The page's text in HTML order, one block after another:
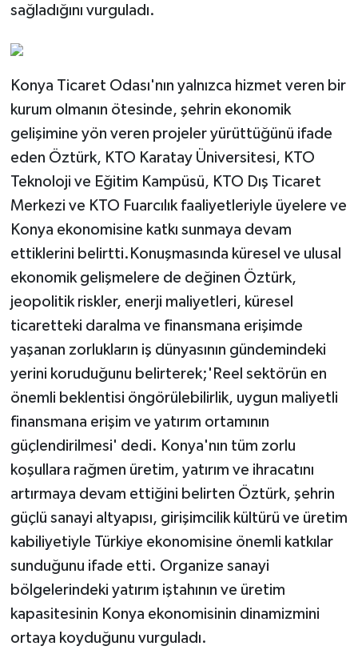
sağladığını vurguladı.
Konya Ticaret Odası'nın yalnızca hizmet veren bir
kurum olmanın ötesinde, şehrin ekonomik
gelişimine yön veren projeler yürüttüğünü ifade
eden Öztürk, KTO Karatay Üniversitesi, KTO
Teknoloji ve Eğitim Kampüsü, KTO Dış Ticaret
Merkezi ve KTO Fuarcılık faaliyetleriyle üyelere ve
Konya ekonomisine katkı sunmaya devam
ettiklerini belirtti.Konuşmasında küresel ve ulusal
ekonomik gelişmelere de değinen Öztürk,
jeopolitik riskler, enerji maliyetleri, küresel
ticaretteki daralma ve finansmana erişimde
yaşanan zorlukların iş dünyasının gündemindeki
yerini koruduğunu belirterek;'Reel sektörün en
önemli beklentisi öngörülebilirlik, uygun maliyetli
finansmana erişim ve yatırım ortamının
güçlendirilmesi' dedi. Konya'nın tüm zorlu
koşullara rağmen üretim, yatırım ve ihracatını
artırmaya devam ettiğini belirten Öztürk, şehrin
güçlü sanayi altyapısı, girişimcilik kültürü ve üretim
kabiliyetiyle Türkiye ekonomisine önemli katkılar
sunduğunu ifade etti. Organize sanayi
bölgelerindeki yatırım iştahının ve üretim
kapasitesinin Konya ekonomisinin dinamizmini
ortaya koyduğunu vurguladı.